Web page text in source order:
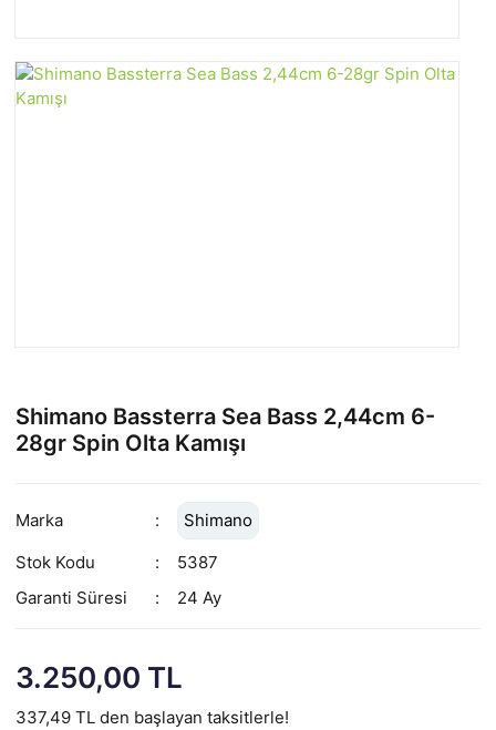
Shimano Bassterra Sea Bass 2,44cm 6-
28gr Spin Olta Kamışı
Marka
Shimano
Stok Kodu
5387
Garanti Süresi
24 Ay
3.250,00 TL
337,49 TL den başlayan taksitlerle!